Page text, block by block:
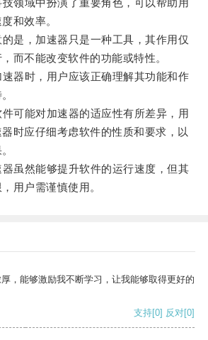
域中扮演了重要角色，可以帮助用
和效率。
，加速器只是一种工具，其作用仅
而不能改变软件的功能或特性。
时，用户应该正确理解其功能和作
能对加速器的适应性有所差异，用
时应仔细考虑软件的性质和要求，以
然能够提升软件的运行速度，但其
用户需谨慎使用。
，能够激励我不断学习，让我能够取得更好的
支持[0] 反对[0]